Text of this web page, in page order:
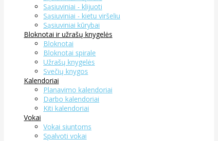
Sąsiuviniai - klijuoti
Sąsiuviniai - kietu viršeliu
Sąsiuviniai kūrybai
Bloknotai ir užrašų knygelės
Bloknotai
Bloknotai spirale
Užrašų knygelės
Svečių knygos
Kalendoriai
Planavimo kalendoriai
Darbo kalendoriai
Kiti kalendoriai
Vokai
Vokai siuntoms
Spalvoti vokai